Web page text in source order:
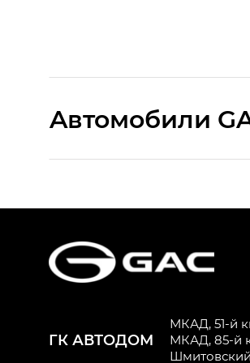
Aвтомобили
HYPTEC HT — Хайптек
GS8 — Джи Эс 8 (GS8) в
ГК АВТОДОМ
МКАД, 51-й
МКАД, 85-й